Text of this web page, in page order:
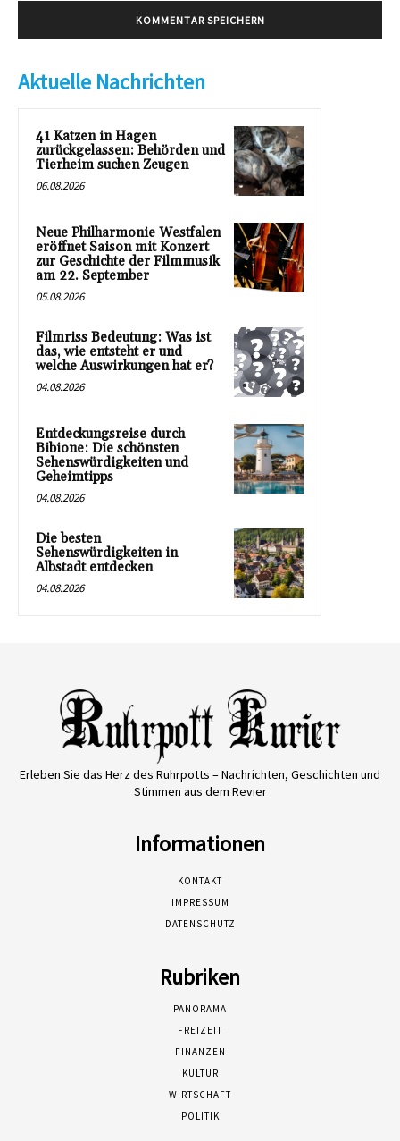
Aktuelle Nachrichten
41 Katzen in Hagen
zurückgelassen: Behörden und
Tierheim suchen Zeugen
06.08.2026
Neue Philharmonie Westfalen
eröffnet Saison mit Konzert
zur Geschichte der Filmmusik
am 22. September
05.08.2026
Filmriss Bedeutung: Was ist
das, wie entsteht er und
welche Auswirkungen hat er?
04.08.2026
Entdeckungsreise durch
Bibione: Die schönsten
Sehenswürdigkeiten und
Geheimtipps
04.08.2026
Die besten
Sehenswürdigkeiten in
Albstadt entdecken
04.08.2026
Erleben Sie das Herz des Ruhrpotts – Nachrichten, Geschichten und
Stimmen aus dem Revier
Informationen
KONTAKT
IMPRESSUM
DATENSCHUTZ
Rubriken
PANORAMA
FREIZEIT
FINANZEN
KULTUR
WIRTSCHAFT
POLITIK